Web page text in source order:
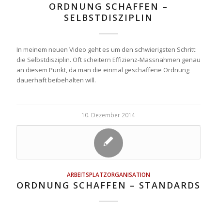
ORDNUNG SCHAFFEN –
SELBSTDISZIPLIN
In meinem neuen Video geht es um den schwierigsten Schritt:
die Selbstdisziplin. Oft scheitern Effizienz-Massnahmen genau
an diesem Punkt, da man die einmal geschaffene Ordnung
dauerhaft beibehalten will.
10. Dezember 2014
ARBEITSPLATZORGANISATION
ORDNUNG SCHAFFEN – STANDARDS